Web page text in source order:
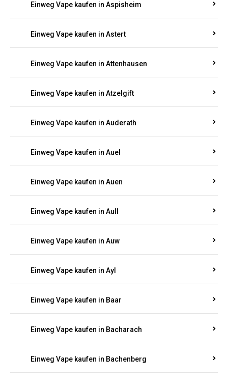
Einweg Vape kaufen in Aspisheim
Einweg Vape kaufen in Astert
Einweg Vape kaufen in Attenhausen
Einweg Vape kaufen in Atzelgift
Einweg Vape kaufen in Auderath
Einweg Vape kaufen in Auel
Einweg Vape kaufen in Auen
Einweg Vape kaufen in Aull
Einweg Vape kaufen in Auw
Einweg Vape kaufen in Ayl
Einweg Vape kaufen in Baar
Einweg Vape kaufen in Bacharach
Einweg Vape kaufen in Bachenberg